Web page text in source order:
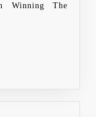
Winning The